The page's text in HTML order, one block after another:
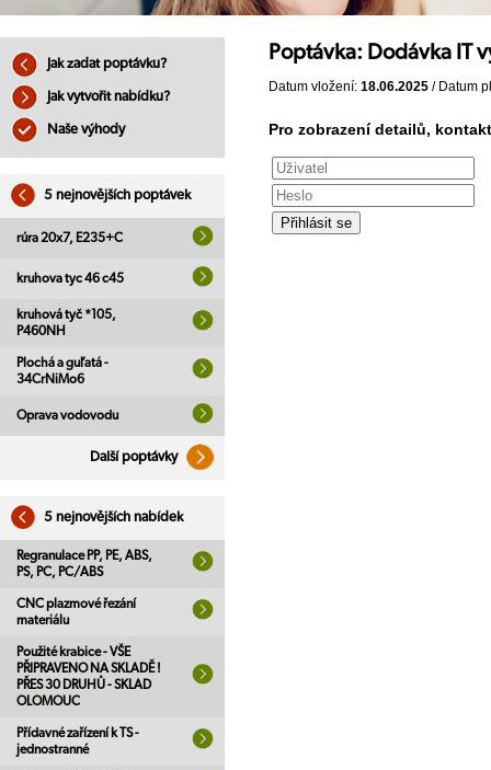
Jak zadat poptávku?
Jak vytvořit nabídku?
Naše výhody
5 nejnovějších poptávek
rúra 20x7, E235+C
kruhova tyc 46 c45
kruhová tyč *105,
P460NH
Plochá a guľatá -
34CrNiMo6
Oprava vodovodu
Další poptávky
5 nejnovějších nabídek
Regranulace PP, PE, ABS,
PS, PC, PC/ABS
CNC plazmové řezání
materiálu
Použité krabice - VŠE
PŘIPRAVENO NA SKLADĚ !
PŘES 30 DRUHŮ - SKLAD
OLOMOUC
Přídavné zařízení k TS -
jednostranné
Poptávka: Dodávka IT
Datum vložení: 18.06.2025 / Datum
Pro zobrazení detailů,